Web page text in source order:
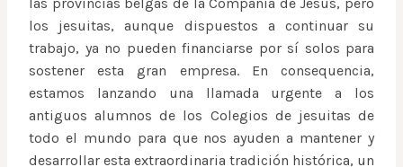
los jesuitas, aunque dispuestos a continuar su
trabajo, ya no pueden financiarse por sí solos para
sostener esta gran empresa. En consequencia,
estamos lanzando una llamada urgente a los
antiguos alumnos de los Colegios de jesuitas de
todo el mundo para que nos ayuden a mantener y
desarrollar esta extraordinaria tradición histórica, un